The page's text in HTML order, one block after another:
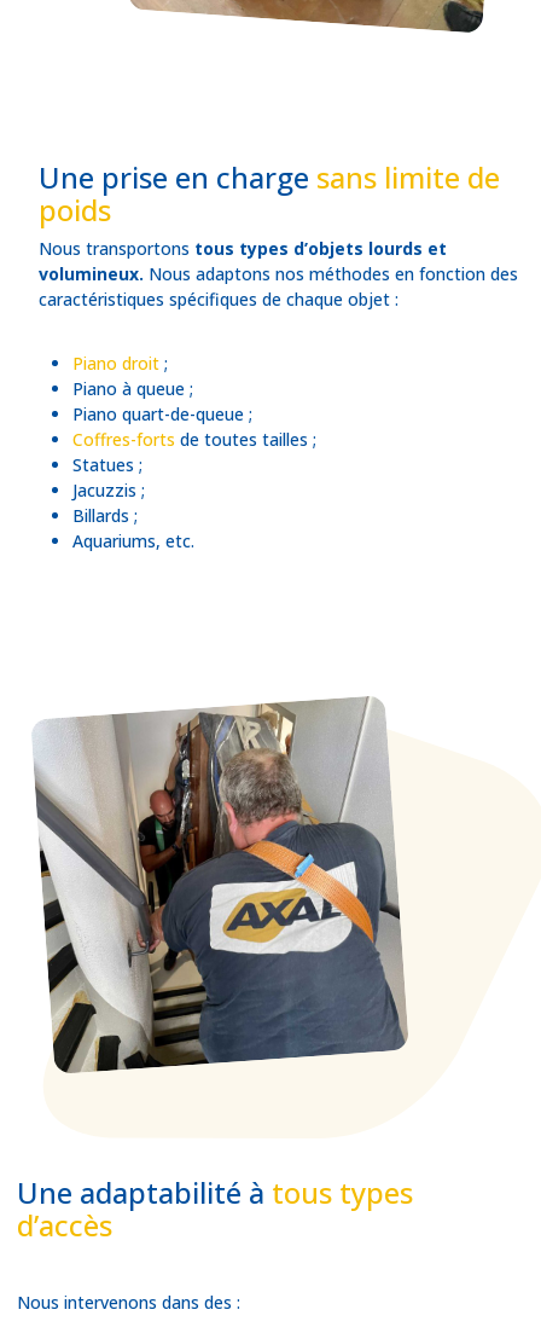
Une prise en charge sans limite de
poids
Nous transportons tous types d’objets lourds et
volumineux. Nous adaptons nos méthodes en fonction des
caractéristiques spécifiques de chaque objet :
Piano droit;
Piano à queue ;
Piano quart-de-queue ;
Coffres-forts de toutes tailles ;
Statues ;
Jacuzzis ;
Billards ;
Aquariums, etc.
Une adaptabilité à tous types
d’accès
Nous intervenons dans des :